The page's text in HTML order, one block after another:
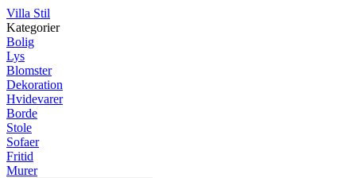
Villa Stil
Kategorier
Bolig
Lys
Blomster
Dekoration
Hvidevarer
Borde
Stole
Sofaer
Fritid
Murer